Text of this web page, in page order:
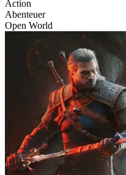
Action
Abenteuer
Open World